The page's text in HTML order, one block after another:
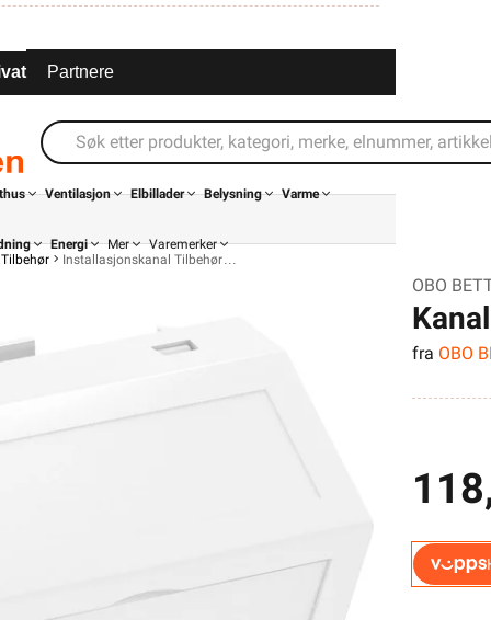
Partnere
Ventilasjon Elbillader Belysning Varme
Energi Mer
Varemerker
Installasjonskanal Tilbehør
OBO
RW1
fra OBO